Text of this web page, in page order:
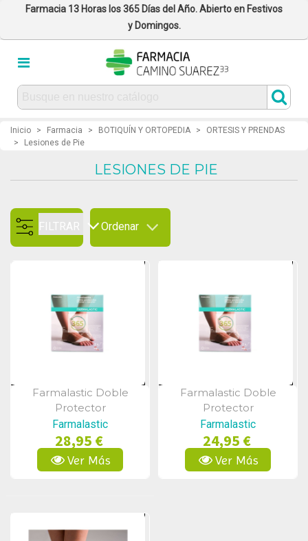
Farmacia 13 Horas los 365 Días del Año. Abierto en Festivos
y Domingos.
Inicio > Farmacia > BOTIQUÍN Y ORTOPEDIA >
ORTESIS Y PRENDAS
>
Lesiones de Pie
LESIONES DE PIE
FILTRAR Ordenar
Vista Rápida
Farmalastic Doble
Protector
Farmalastic
28,95 €
Ver Más
Vista Rápida
Farmalastic Doble
Protector
Farmalastic
24,95 €
Ver Más